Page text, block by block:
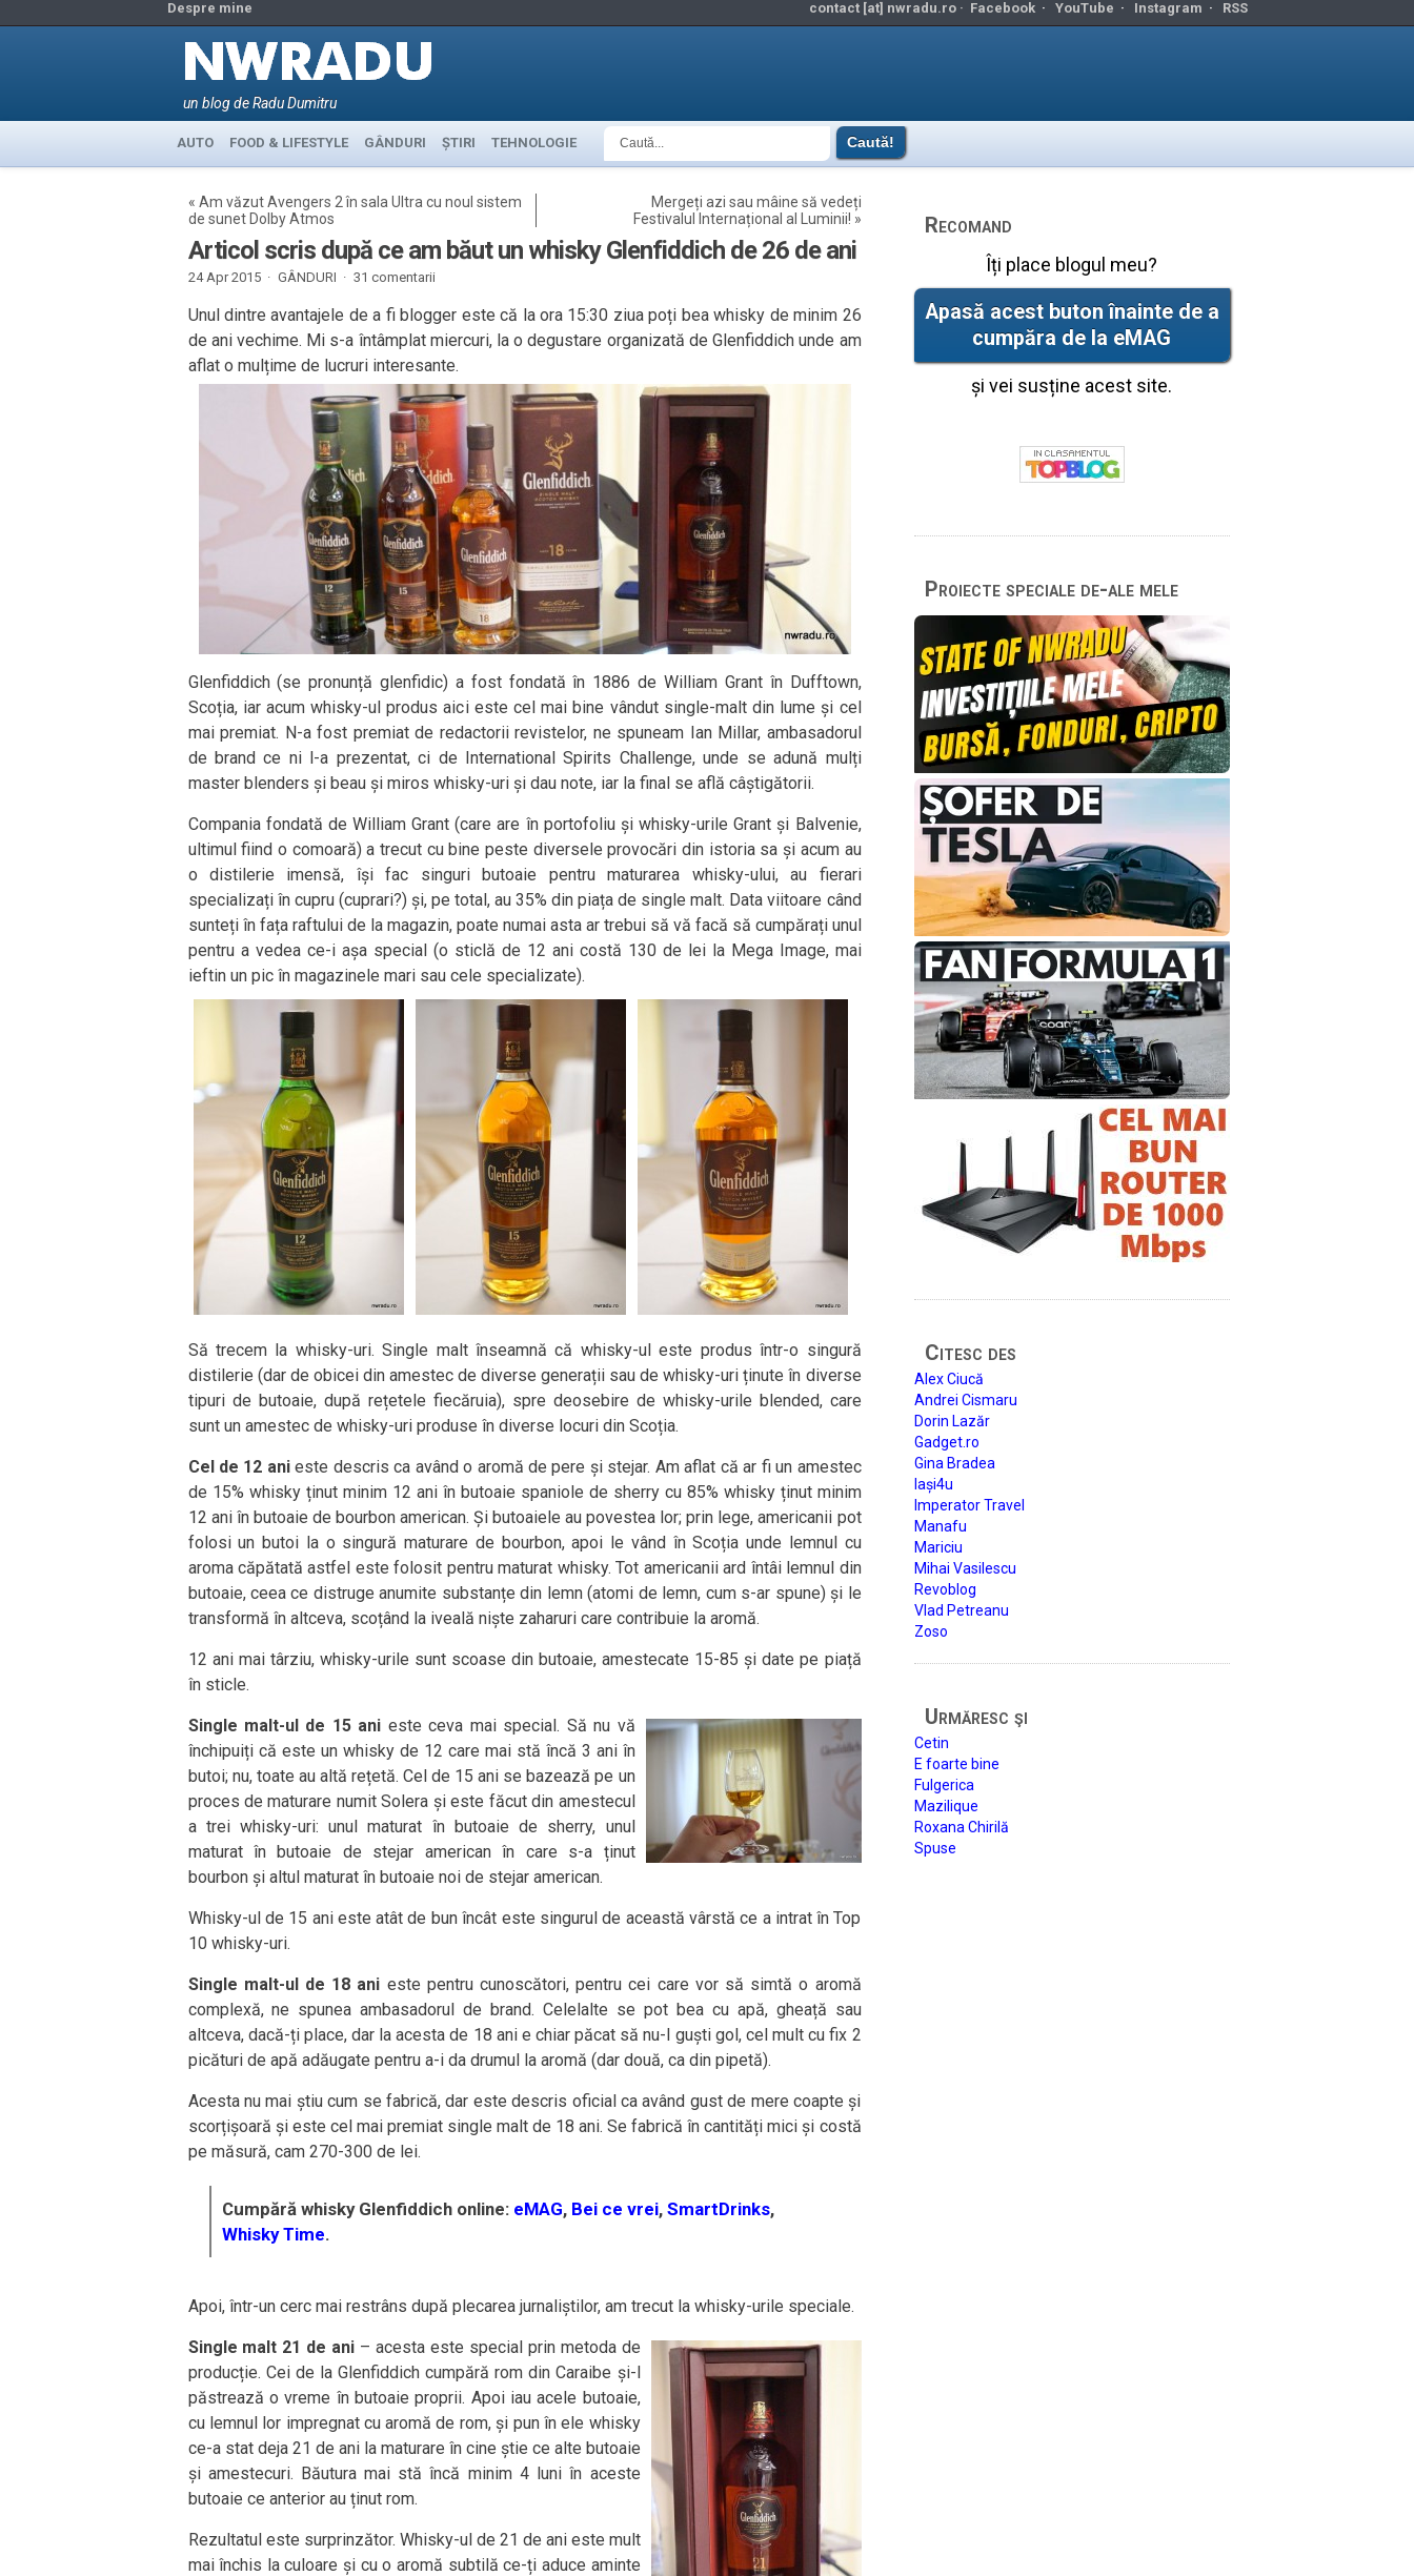
Despre mine contact [at] nwradu.ro · Facebook· YouTube · Instagram · RSS
un blog de Radu Dumitru
AUTO FOOD & LIFESTYLE GÂNDURI ȘTIRI TEHNOLOGIE
« Am văzut Avengers 2 în sala Ultra cu noul sistem
de sunet Dolby Atmos
Mergeți azi sau mâine să vedeți
Festivalul Internațional al Luminii! »
Articol scris după ce am băut un whisky Glenfiddich de 26 de ani
24 Apr 2015 · GÂNDURI · 31 comentarii
Unul dintre avantajele de a fi blogger este că la ora 15:30 ziua poți bea whisky de minim 26
de ani vechime. Mi s-a întâmplat miercuri, la o degustare organizată de Glenfiddich unde am
aflat o mulțime de lucruri interesante.
Glenfiddich (se pronunță glenfidic) a fost fondată în 1886 de William Grant în Dufftown,
Scoția, iar acum whisky-ul produs aici este cel mai bine vândut single-malt din lume și cel
mai premiat. N-a fost premiat de redactorii revistelor, ne spuneam Ian Millar, ambasadorul
de brand ce ni l-a prezentat, ci de International Spirits Challenge, unde se adună mulți
master blenders și beau și miros whisky-uri și dau note, iar la final se află câștigătorii.
Compania fondată de William Grant (care are în portofoliu și whisky-urile Grant și Balvenie,
ultimul fiind o comoară) a trecut cu bine peste diversele provocări din istoria sa și acum au
o distilerie imensă, își fac singuri butoaie pentru maturarea whisky-ului, au fierari
specializați în cupru (cuprari?) și, pe total, au 35% din piața de single malt. Data viitoare când
sunteți în fața raftului de la magazin, poate numai asta ar trebui să vă facă să cumpărați unul
pentru a vedea ce-i așa special (o sticlă de 12 ani costă 130 de lei la Mega Image, mai
ieftin un pic în magazinele mari sau cele specializate).
Să trecem la whisky-uri. Single malt înseamnă că whisky-ul este produs într-o singură
distilerie (dar de obicei din amestec de diverse generații sau de whisky-uri ținute în diverse
tipuri de butoaie, după rețetele fiecăruia), spre deosebire de whisky-urile blended, care
sunt un amestec de whisky-uri produse în diverse locuri din Scoția.
Cel de 12 anieste descris ca având o aromă de pere și stejar. Am aflat că ar fi un amestec
de 15% whisky ținut minim 12 ani în butoaie spaniole de sherry cu 85% whisky ținut minim
12 ani în butoaie de bourbon american. Și butoaiele au povestea lor; prin lege, americanii pot
folosi un butoi la o singură maturare de bourbon, apoi le vând în Scoția unde lemnul cu
aroma căpătată astfel este folosit pentru maturat whisky. Tot americanii ard întâi lemnul din
butoaie, ceea ce distruge anumite substanțe din lemn (atomi de lemn, cum s-ar spune) și le
transformă în altceva, scoțând la iveală niște zaharuri care contribuie la aromă.
12 ani mai târziu, whisky-urile sunt scoase din butoaie, amestecate 15-85 și date pe piață
în sticle.
Single malt-ul de 15 ani este ceva mai special. Să nu vă
închipuiți că este un whisky de 12 care mai stă încă 3 ani în
butoi; nu, toate au altă rețetă. Cel de 15 ani se bazează pe un
proces de maturare numit Solera și este făcut din amestecul
a trei whisky-uri: unul maturat în butoaie de sherry, unul
maturat în butoaie de stejar american în care s-a ținut
bourbon și altul maturat în butoaie noi de stejar american.
Whisky-ul de 15 ani este atât de bun încât este singurul de această vârstă ce a intrat în Top
10 whisky-uri.
Single malt-ul de 18 ani este pentru cunoscători, pentru cei care vor să simtă o aromă
complexă, ne spunea ambasadorul de brand. Celelalte se pot bea cu apă, gheață sau
altceva, dacă-ți place, dar la acesta de 18 ani e chiar păcat să nu-l guști gol, cel mult cu fix 2
picături de apă adăugate pentru a-i da drumul la aromă (dar două, ca din pipetă).
Acesta nu mai știu cum se fabrică, dar este descris oficial ca având gust de mere coapte și
scorțișoară și este cel mai premiat single malt de 18 ani. Se fabrică în cantități mici și costă
pe măsură, cam 270-300 de lei.
Cumpără whisky Glenfiddich online: eMAG, Bei ce vrei, SmartDrinks,
Whisky Time.
Apoi, într-un cerc mai restrâns după plecarea jurnaliștilor, am trecut la whisky-urile speciale.
Single malt 21 de ani – acesta este special prin metoda de
producție. Cei de la Glenfiddich cumpără rom din Caraibe și-l
păstrează o vreme în butoaie proprii. Apoi iau acele butoaie,
cu lemnul lor impregnat cu aromă de rom, și pun în ele whisky
ce-a stat deja 21 de ani la maturare în cine știe ce alte butoaie
și amestecuri. Băutura mai stă încă minim 4 luni în aceste
butoaie ce anterior au ținut rom.
Rezultatul este surprinzător. Whisky-ul de 21 de ani este mult
mai închis la culoare și cu o aromă subtilă ce-ți aduce aminte
Recomand
Îți place blogul meu?
Apasă acest buton înainte de a
cumpăra de la eMAG
și vei susține acest site.
Proiecte speciale de-ale mele
Citesc des
Alex Ciucă
Andrei Cismaru
Dorin Lazăr
Gadget.ro
Gina Bradea
Iași4u
Imperator Travel
Manafu
Mariciu
Mihai Vasilescu
Revoblog
Vlad Petreanu
Zoso
Urmăresc şi
Cetin
E foarte bine
Fulgerica
Mazilique
Roxana Chirilă
Spuse